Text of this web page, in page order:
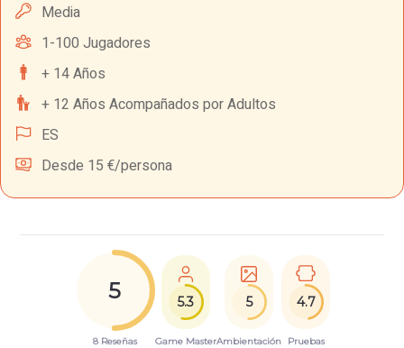
Media
1-100 Jugadores
+ 14 Años
+ 12 Años Acompañados por Adultos
ES
Desde 15 €/persona
5
8 Reseñas
5.3
Game Master
5
Ambientación
4.7
Pruebas